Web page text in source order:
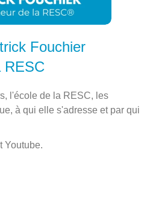
Fouchier
RESC
l'école de la RESC, les
à qui elle s'adresse et par qui
Youtube.